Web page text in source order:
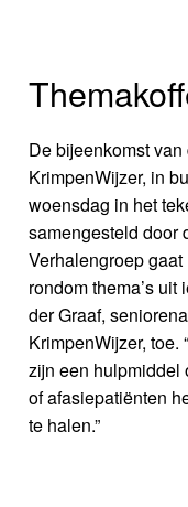
De bijeenkomst
KrimpenWijzer, in
woensdag in het
samengesteld door
Verhalengroep
rondom thema’s uit
der Graaf,
KrimpenWijzer, toe.
zijn een hulpmiddel
of afasiepatiënten
te halen.”